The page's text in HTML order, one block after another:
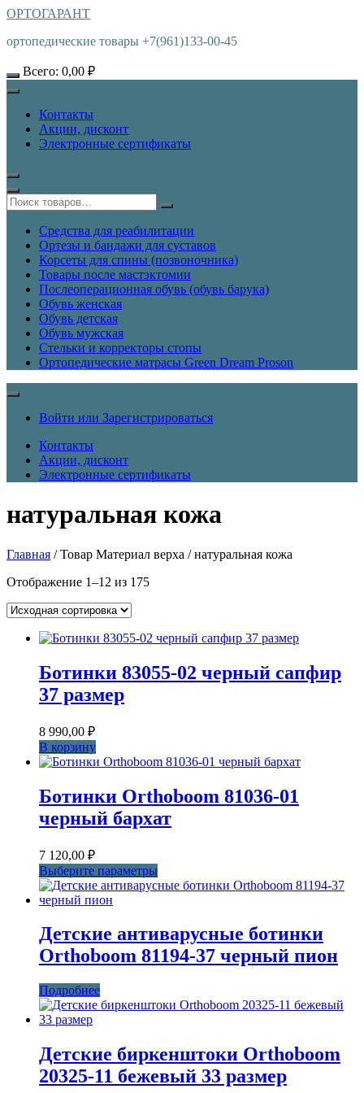
ОРТОГАРАНТ
ортопедические товары +7(961)133-00-45
Всего: 0,00 ₽
Контакты
Акции, дисконт
Электронные сертификаты
Средства для реабилитации
Ортезы и бандажи для суставов
Корсеты для спины (позвоночника)
Товары после мастэктомии
Послеоперационная обувь (обувь барука)
Обувь женская
Обувь детская
Обувь мужская
Стельки и корректоры стопы
Ортопедические матрасы Green Dream Proson
Войти или Зарегистрироваться
Контакты
Акции, дисконт
Электронные сертификаты
натуральная кожа
Главная / Товар Материал верха / натуральная кожа
Отображение 1–12 из 175
Ботинки 83055-02 черный сапфир
37 размер
8 990,00 ₽
В корзину
Ботинки Orthoboom 81036-01
черный бархат
7 120,00 ₽
Выберите параметры
товар
вариаций.
Опции
можно
странице
Детские антиварусные ботинки
Orthoboom 81194-37 черный пион
Подробнее
Детские биркенштоки Orthoboom
20325-11 бежевый 33 размер